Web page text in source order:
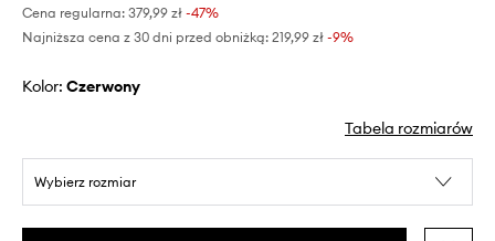
Cena regularna: 379,99 zł -47%
Najniższa cena z 30 dni przed obniżką: 219,99 zł -9%
Kolor: czerwony
Tabela rozmiarów
Wybierz rozmiar